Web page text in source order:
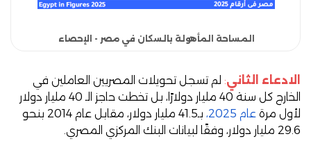
المساحة المأهولة بالسكان في مصر - الإحصاء
الادعاء الثاني: لم تسجل تحويلات المصريين العاملين في
الخارج كل سنة 40 مليار دولارًا، بل تخطت حاجز الـ 40 مليار دولار
لأول مرة عام 2025،
بـ41.5 مليار دولار، مقابل عام 2014 بنحو
29.6 مليار دولار، وفقًا لبيانات البنك المركزي المصري.